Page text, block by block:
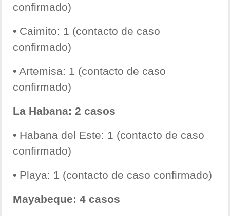
confirmado)
• Caimito: 1 (contacto de caso
confirmado)
• Artemisa: 1 (contacto de caso
confirmado)
La Habana: 2 casos
• Habana del Este: 1 (contacto de caso
confirmado)
• Playa: 1 (contacto de caso confirmado)
Mayabeque: 4 casos